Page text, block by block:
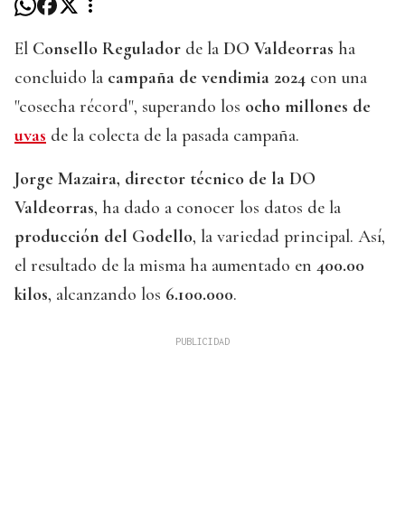
El Consello Regulador de la DO Valdeorras ha
concluido la campaña de vendimia 2024 con una
"cosecha récord", superando los ocho millones de
uvas de la colecta de la pasada campaña.
Jorge Mazaira, director técnico de la DO
Valdeorras, ha dado a conocer los datos de la
producción del Godello, la variedad principal. Así,
el resultado de la misma ha aumentado en 400.00
kilos, alcanzando los 6.100.000.